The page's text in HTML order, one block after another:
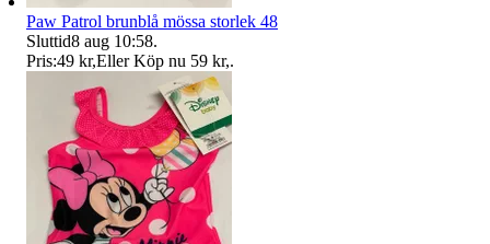
Paw Patrol brunblå mössa storlek 48
Sluttid8 aug 10:58.
Pris:49 kr,Eller Köp nu 59 kr,.